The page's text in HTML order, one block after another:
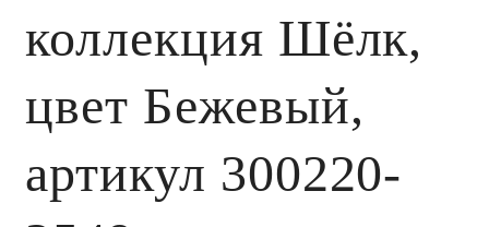
коллекция Шёлк,
цвет Бежевый,
артикул 300220-